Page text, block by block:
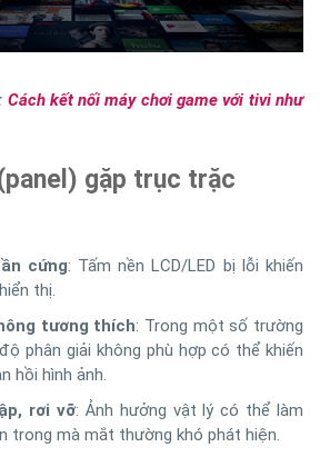
Cách kết nối máy chơi game với tivi như
gặp trục trặc
cứng: Tấm nền LCD/LED bị lỗi khiến
thị.
tương thích: Trong một số trường
phân giải không phù hợp có thể khiến
hồi hình ảnh.
rơi vỡ: Ảnh hưởng vật lý có thể làm
trong mà mắt thường khó phát hiện.